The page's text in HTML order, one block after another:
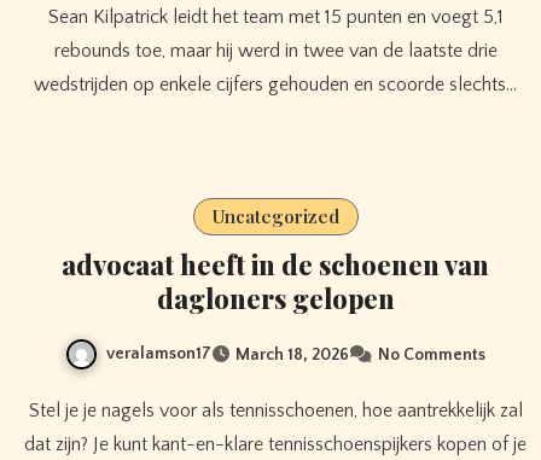
Sean Kilpatrick leidt het team met 15 punten en voegt 5,1
rebounds toe, maar hij werd in twee van de laatste drie
wedstrijden op enkele cijfers gehouden en scoorde slechts…
Uncategorized
advocaat heeft in de schoenen van
dagloners gelopen
veralamson17 March 18, 2026 No Comments
Stel je je nagels voor als tennisschoenen, hoe aantrekkelijk zal
dat zijn? Je kunt kant-en-klare tennisschoenspijkers kopen of je